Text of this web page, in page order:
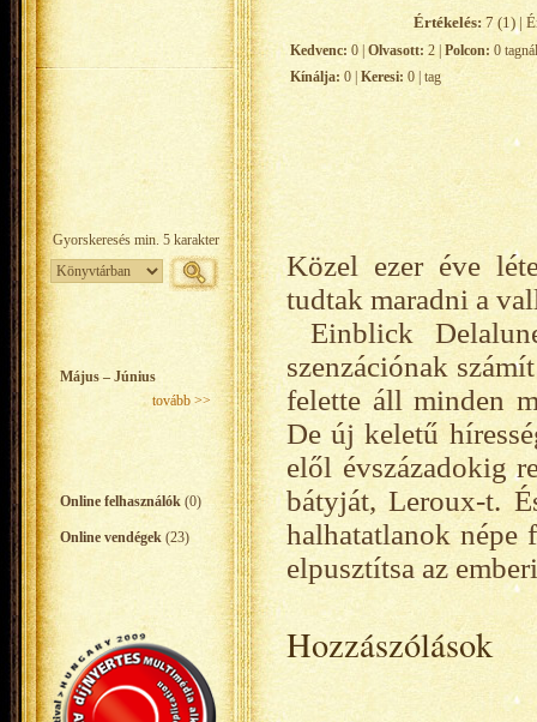
Május – Június
tovább >>
Online felhasználók (0)
Online vendégek (23)
Értékelés: 7 (1) |
Kedvenc: 0 | Olvasott: 2 | Polcon: 0 tagnál
Kínálja: 0 | Keresi: 0 | tag
Közel ezer éve
tudtak maradni a
Einblick
szenzációnak
felette áll minden
De új keletű
elől évszázadokig
bátyját, Leroux-t.
halhatatlanok népe
elpusztítsa az
Hozzászólások